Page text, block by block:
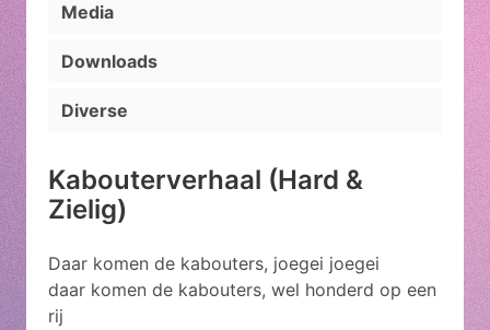
Media
Downloads
Diverse
Kabouterverhaal (Hard &
Zielig)
Daar komen de kabouters, joegei joegei
daar komen de kabouters, wel honderd op een
rij